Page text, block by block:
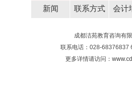
新闻
联系方式 会计
成都洁苑教育咨询有
联系电话：028-68376837
更多详情请访问：